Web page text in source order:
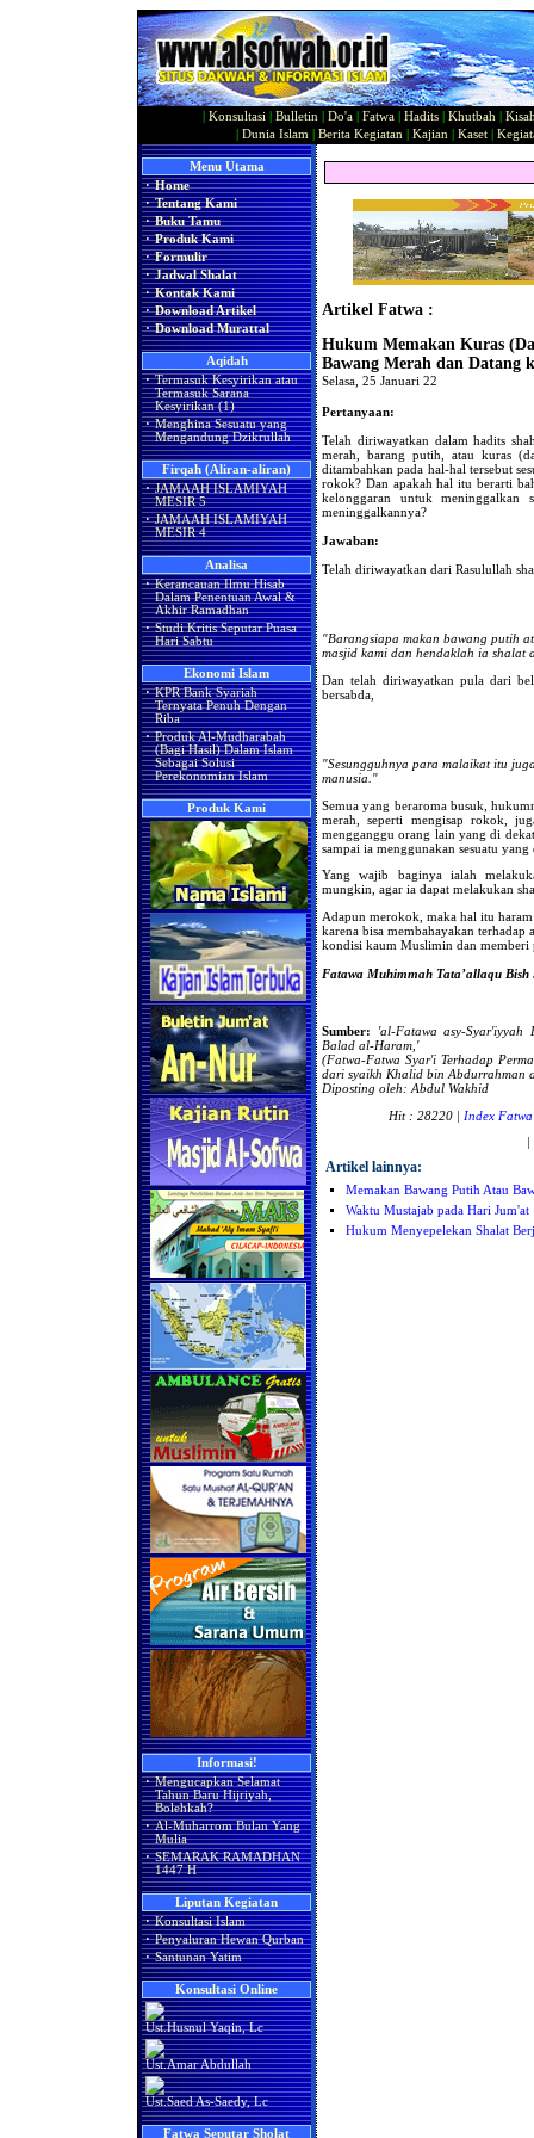
Konsultasi Bulletin Do'a Fatwa Hadits Khutbah
Dunia Islam Berita Kegiatan Kajian Kaset|
Menu Utama
· Home
· Tentang Kami
· Buku Tamu
· Produk Kami
· Formulir
· Jadwal Shalat
· Kontak Kami
· Download Artikel
· Download Murattal
Aqidah
· Termasuk Kesyirikan atau
Termasuk Sarana
Kesyirikan (1)
· Menghina Sesuatu yang
Mengandung Dzikrullah
Firqah (Aliran-aliran)
· JAMAAH ISLAMIYAH
MESIR 5
· JAMAAH ISLAMIYAH
MESIR 4
Analisa
· Kerancauan Ilmu Hisab
Dalam Penentuan Awal &
Akhir Ramadhan
· Studi Kritis Seputar Puasa
Hari Sabtu
Ekonomi Islam
· KPR Bank Syariah
Ternyata Penuh Dengan
Riba
· Produk Al-Mudharabah
(Bagi Hasil) Dalam Islam
Sebagai Solusi
Perekonomian Islam
Produk Kami
Informasi!
· Mengucapkan Selamat
Tahun Baru Hijriyah,
Bolehkah?
· Al-Muharrom Bulan Yang
Mulia
· SEMARAK RAMADHAN
1447 H
Liputan Kegiatan
· Konsultasi Islam
· Penyaluran Hewan Qurban
· Santunan Yatim
Konsultasi Online
Ust.Husnul Yaqin, Lc
Ust.Amar Abdullah
Ust.Saed As-Saedy, Lc
Fatwa Seputar Sholat
Artikel Fatwa :
Hukum Memakan Kuras
Bawang Merah dan Datang
Selasa, 25 Januari 22
Pertanyaan:
Telah diriwayatkan dalam hadits
merah, barang putih, atau kuras
ditambahkan pada hal-hal tersebut
rokok? Dan apakah hal itu berarti
kelonggaran untuk meninggalkan
meninggalkannya?
Jawaban:
Telah diriwayatkan dari Rasulullah
"Barangsiapa makan bawang putih
masjid kami dan hendaklah ia shalat
Dan telah diriwayatkan pula dari
bersabda,
"Sesungguhnya para malaikat itu
manusia."
Semua yang beraroma busuk,
merah, seperti mengisap rokok,
mengganggu orang lain yang di
sampai ia menggunakan sesuatu
Yang wajib baginya ialah
mungkin, agar ia dapat melakukan
Adapun merokok, maka hal itu
karena bisa membahayakan terhadap
kondisi kaum Muslimin dan memberi
Fatawa Muhimmah Tata’allaqu
Sumber:
'al-Fatawa asy-
Balad al-Haram,'
(Fatwa-Fatwa Syar'i Terhadap
dari syaikh Khalid bin Abdurrahman
Diposting oleh: Abdul Wakhid
Hit : 28220 | Index Fatwa
Artikel lainnya:
Memakan Bawang Putih Atau
Waktu Mustajab pada Hari Jum'at
Hukum Menyepelekan Shalat